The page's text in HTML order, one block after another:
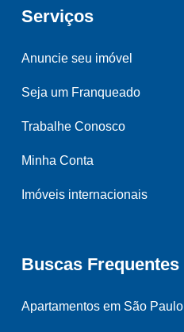
Serviços
Anuncie seu imóvel
Seja um Franqueado
Trabalhe Conosco
Minha Conta
Imóveis internacionais
Buscas Frequentes
Apartamentos em São Paulo